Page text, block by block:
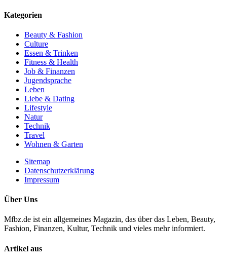
Kategorien
Beauty & Fashion
Culture
Essen & Trinken
Fitness & Health
Job & Finanzen
Jugendsprache
Leben
Liebe & Dating
Lifestyle
Natur
Technik
Travel
Wohnen & Garten
Sitemap
Datenschutzerklärung
Impressum
Über Uns
Mfbz.de ist ein allgemeines Magazin, das über das Leben, Beauty,
Fashion, Finanzen, Kultur, Technik und vieles mehr informiert.
Artikel aus